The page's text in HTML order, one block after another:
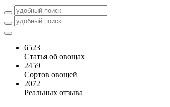
6523
Статья об овощах
2459
Сортов овощей
2072
Реальных отзыва